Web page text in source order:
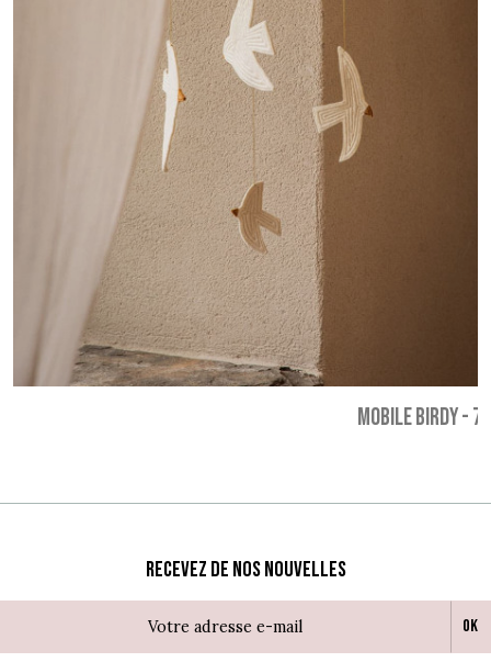
MOBILE BIRDY-
Recevez de nos nouvelles
Ok